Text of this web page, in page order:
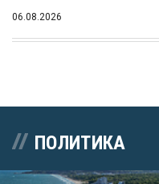
06.08.2026
ПОЛИТИКА